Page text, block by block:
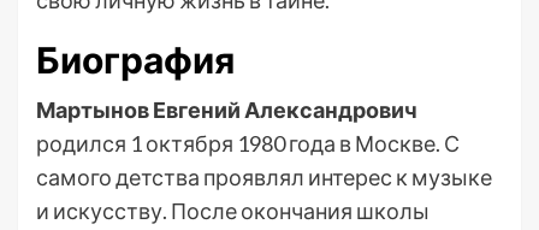
Биография
Мартынов Евгений Александрович
родился 1 октября 1980 года в Москве. С
самого детства проявлял интерес к музыке
и искусству. После окончания школы